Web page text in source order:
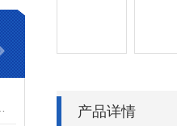
产品详情